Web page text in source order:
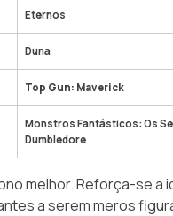
Eternos
Duna
Top Gun: Maverick
Monstros Fantásticos: Os
Dumbledore
melhor. Reforça-se a
a serem meros